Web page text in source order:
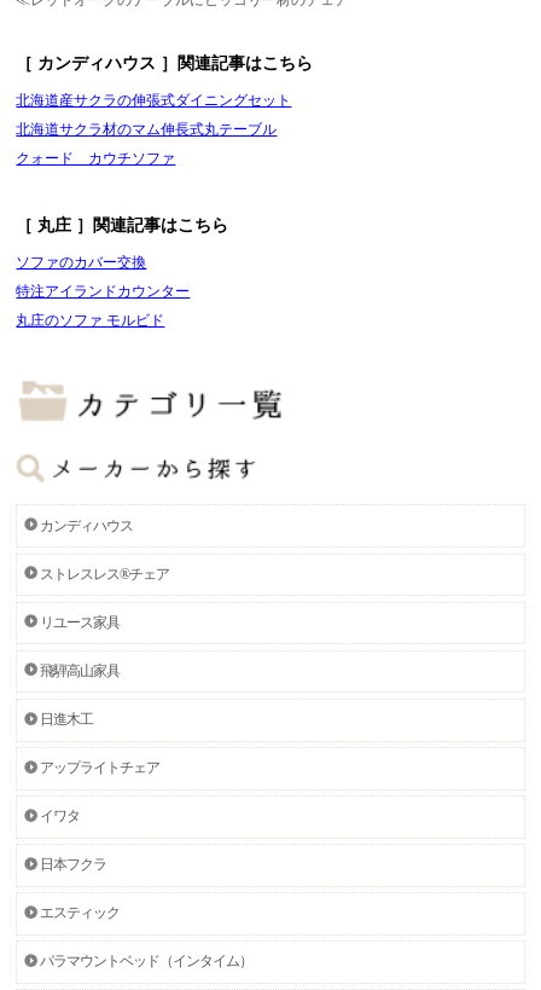
［ カンディハウス ］関連記事はこちら
北海道産サクラの伸張式ダイニングセット
北海道サクラ材のマム伸長式丸テーブル
クォード カウチソファ
［ 丸庄 ］関連記事はこちら
ソファのカバー交換
特注アイランドカウンター
丸庄のソファ モルビド
カンディハウス
ストレスレス®チェア
リユース家具
飛騨高山家具
日進木工
アップライトチェア
イワタ
日本フクラ
エスティック
パラマウントベッド（インタイム）